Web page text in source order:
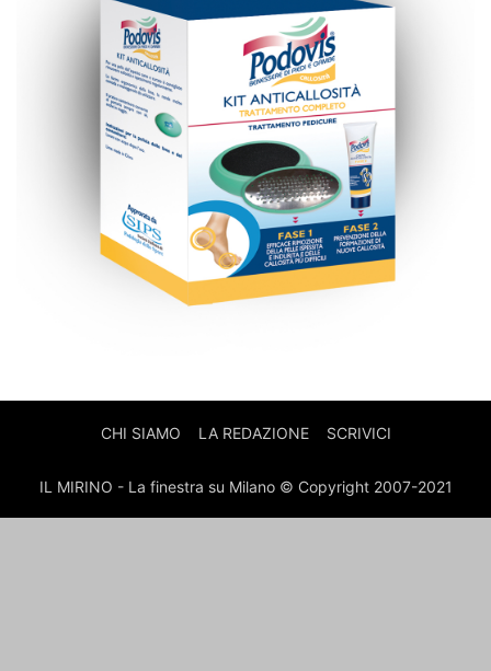
CHI SIAMO LA REDAZIONE SCRIVICI
IL MIRINO - La finestra su Milano © Copyright 2007-2021